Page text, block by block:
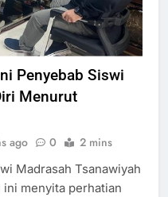
Penyebab Siswi
Menurut
ago 0 2 mins
Madrasah Tsanawiyah
menyita perhatian